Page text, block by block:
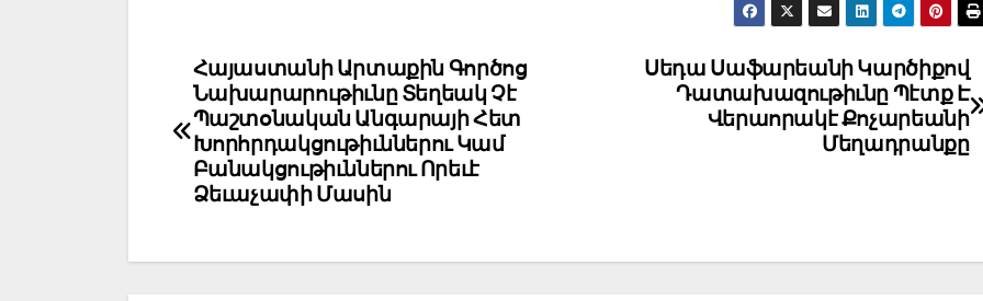
Post
navigation
Սեդա Սաֆարեանի Կարծիքով
Դատախազութիւնը Պէտք Է
Վերաորակէ Քոչարեանի
Մեղադրանքը
Հայաստանի Արտաքին Գործոց
Նախարարութիւնը Տեղեակ Չէ
Պաշտօնական Անգարայի Հետ
Խորհրդակցութիւններու Կամ
Բանակցութիւններու Որեւէ
Ձեւաչափի Մասին